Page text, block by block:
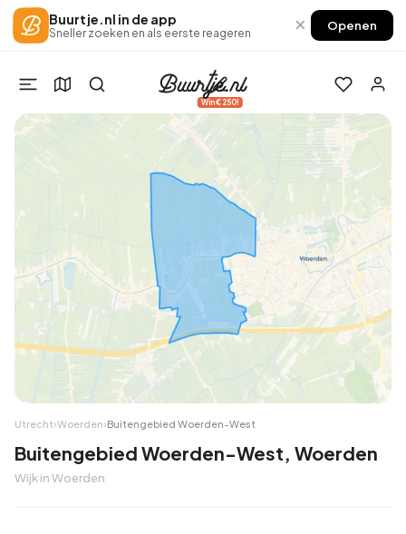
Buurtje.nl in de app
Sneller zoeken en als eerste reageren × Openen
Win €250!
Utrecht›Woerden›Buitengebied Woerden-West
Buitengebied Woerden-West, Woerden
Wijk in Woerden